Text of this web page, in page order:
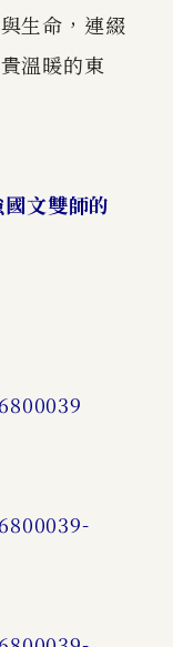
生命，連綴
溫暖的東
文雙師的